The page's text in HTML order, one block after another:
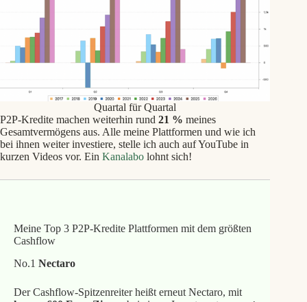
Quartal für Quartal
P2P-Kredite machen weiterhin rund 21 % meines
Gesamtvermögens aus. Alle meine Plattformen und wie ich
bei ihnen weiter investiere, stelle ich auch auf YouTube in
kurzen Videos vor. Ein Kanalabo lohnt sich!
Meine Top 3 P2P-Kredite Plattformen mit dem größten
Cashflow
No.1 Nectaro
Der Cashflow-Spitzenreiter heißt erneut Nectaro, mit